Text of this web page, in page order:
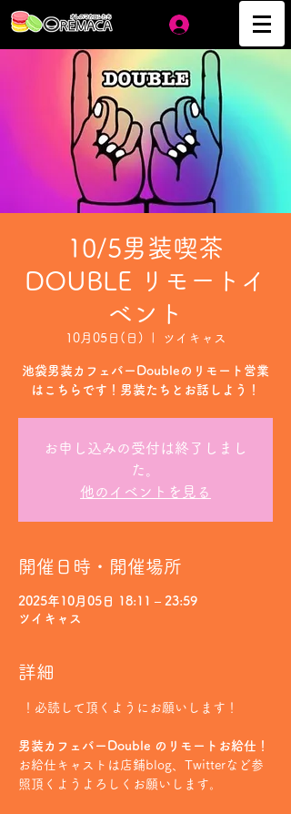
10/5男装喫茶
DOUBLE リモートイ
ベント
10月05日(日) ツイキャス
池袋男装カフェバーDoubleのリモート営業
はこちらです！男装たちとお話しよう！
お申し込みの受付は終了しまし
た。
他のイベントを見る
開催日時・開催場所
2025年10月05日 18:11 – 23:59
ツイキャス
詳細
！必読して頂くようにお願いします！
男装カフェバーDouble のリモートお給仕！
お給仕キャストは店鋪blog、Twitterなど参
照頂くようよろしくお願いします。